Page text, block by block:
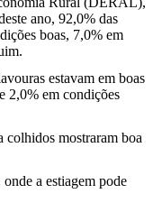
ano, 92,0% das
boas, 7,0% em
estavam em boas
2,0% em condições
colhidos mostraram boa
a estiagem pode